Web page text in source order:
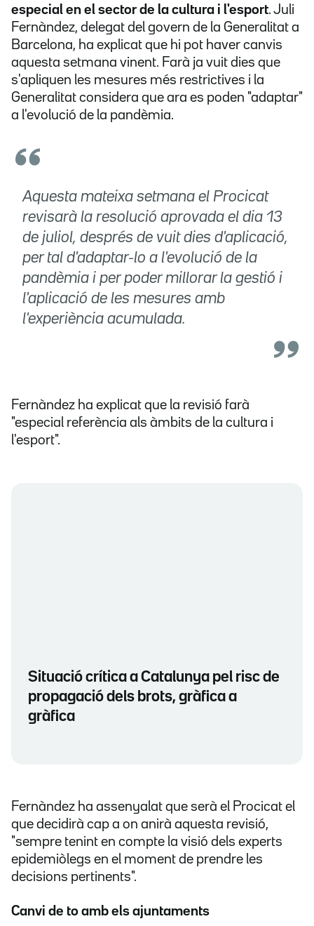
especial en el sector de la cultura i l'esport. Juli
Fernàndez, delegat del govern de la Generalitat a
Barcelona, ha explicat que hi pot haver canvis
aquesta setmana vinent. Farà ja vuit dies que
s'apliquen les mesures més restrictives i la
Generalitat considera que ara es poden "adaptar"
a l'evolució de la pandèmia.
Aquesta mateixa setmana el Procicat
revisarà la resolució aprovada el dia 13
de juliol, després de vuit dies d'aplicació,
per tal d'adaptar-lo a l'evolució de la
pandèmia i per poder millorar la gestió i
l'aplicació de les mesures amb
l'experiència acumulada.
Fernàndez ha explicat que la revisió farà
"especial referència als àmbits de la cultura i
l'esport".
Situació crítica a Catalunya pel risc de
propagació dels brots, gràfica a
gràfica
Fernàndez ha assenyalat que serà el Procicat el
que decidirà cap a on anirà aquesta revisió,
"sempre tenint en compte la visió dels experts
epidemiòlegs en el moment de prendre les
decisions pertinents".
Canvi de to amb els ajuntaments